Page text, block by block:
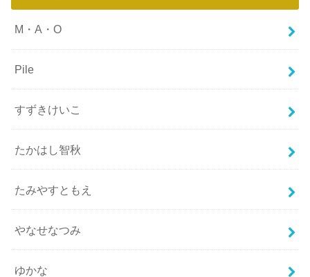
M・A・O
Pile
すずきけいこ
たかはし智秋
たみやすともえ
やなせなつみ
ゆかな